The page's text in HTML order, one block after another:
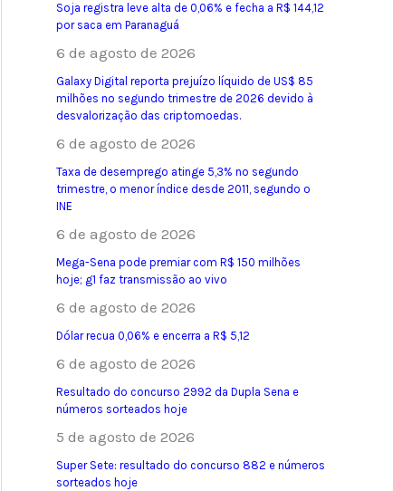
Soja registra leve alta de 0,06% e fecha a R$ 144,12
por saca em Paranaguá
6 de agosto de 2026
Galaxy Digital reporta prejuízo líquido de US$ 85
milhões no segundo trimestre de 2026 devido à
desvalorização das criptomoedas.
6 de agosto de 2026
Taxa de desemprego atinge 5,3% no segundo
trimestre, o menor índice desde 2011, segundo o
INE
6 de agosto de 2026
Mega-Sena pode premiar com R$ 150 milhões
hoje; g1 faz transmissão ao vivo
6 de agosto de 2026
Dólar recua 0,06% e encerra a R$ 5,12
6 de agosto de 2026
Resultado do concurso 2992 da Dupla Sena e
números sorteados hoje
5 de agosto de 2026
Super Sete: resultado do concurso 882 e números
sorteados hoje